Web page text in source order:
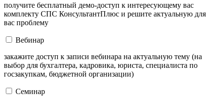
получите бесплатный демо-доступ к интересующему вас
комплекту СПС КонсультантПлюс и решите актуальную для
вас проблему
Вебинар
закажите доступ к записи вебинара на актуальную тему (на
выбор для бухгалтера, кадровика, юриста, специалиста по
госзакупкам, бюджетной организации)
Семинар